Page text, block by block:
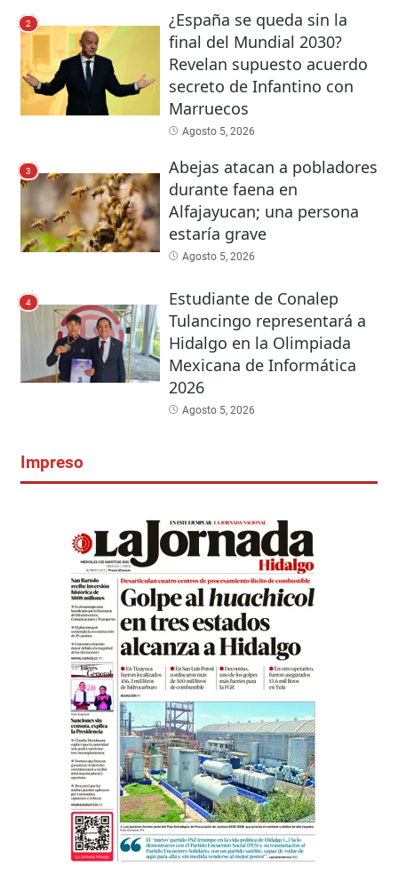
2
¿España se queda sin la
final del Mundial 2030?
Revelan supuesto acuerdo
secreto de Infantino con
Marruecos
Agosto 5, 2026
3
Abejas atacan a pobladores
durante faena en
Alfajayucan; una persona
estaría grave
Agosto 5, 2026
4
Estudiante de Conalep
Tulancingo representará a
Hidalgo en la Olimpiada
Mexicana de Informática
2026
Agosto 5, 2026
Impreso